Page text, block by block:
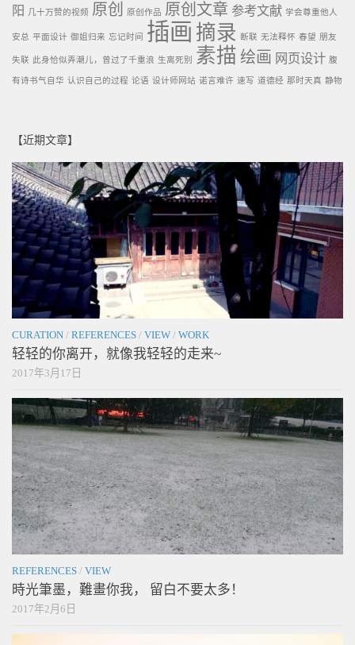
阳
几十万赞的视频 原创 原创作品 原创文章 参考文献 学会尊重他人
安总 平面设计 御姐归来 忘记时间 插画 摘录 断联 无法释怀 春望 朋友
失联 此身恰似弄潮儿，曾过了千重浪 生离死别 素描 绘画 网页设计 腹
有诗书气自华 认识自己的过程 论语 设计师网站 诺言难许 速写 道德经 那时天真 静物
【近期文章】
CURATION / REFERENCES / VIEW / WORK
轻轻的你离开，就像我轻轻的走来~
2017年3月17日
REFERENCES / VIEW
時光筆墨，難畫你我， 留白不要太多！
2017年2月6日